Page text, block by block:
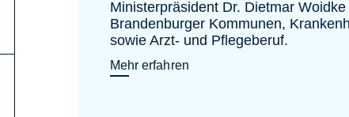
Ministerpräsident Dr. Dietmar
Brandenburger Kommunen,
sowie Arzt- und Pflegeberuf.
Mehr erfahren